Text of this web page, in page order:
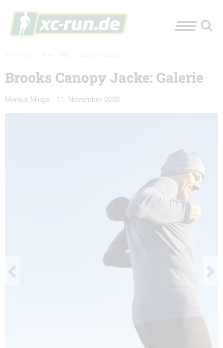
Brooks Canopy Jacke: Galerie
Markus Mingo - 11. November 2020